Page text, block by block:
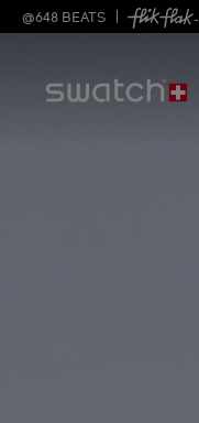
@648 BEATS